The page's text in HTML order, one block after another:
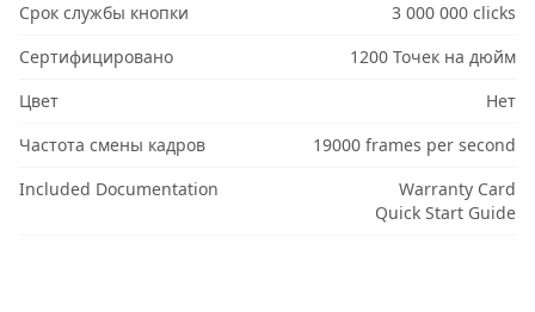
Срок службы кнопки
3 000 000 clicks
Сертифицировано
1200 Точек на дюйм
Цвет
Нет
Частота смены кадров
19000 frames per second
Included Documentation
Warranty Card
Quick Start Guide